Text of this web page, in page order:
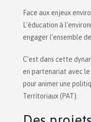
Face aux enjeux
L’éducation à
engager l’ensemble
C’est dans cette
en partenariat avec le
pour animer une
Territoriaux (PAT).